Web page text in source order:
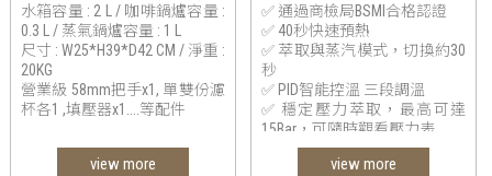
水箱容量 : 2 L / 咖啡鍋爐容量 :
0.3 L / 蒸氣鍋爐容量 : 1 L
尺寸 : W25*H39*D42 CM / 淨重 :
20KG
營業級 58mm把手x1, 單雙份濾
杯各1 ,填壓器x1....等配件
view more
✅ 通過商檢局BSMI合格認證
✅ 40秒快速預熱
✅ 萃取與蒸汽模式，切換約30
秒
✅ PID智能控溫 三段調溫
✅ 穩定壓力萃取，最高可達
15Bar，可隨時觀看壓力表
✅ 萃取、蒸汽、熱水，三重控
view more